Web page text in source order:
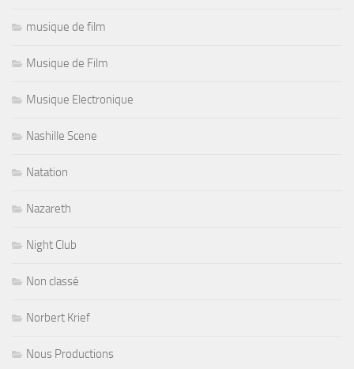
musique de film
Musique de Film
Musique Electronique
Nashille Scene
Natation
Nazareth
Night Club
Non classé
Norbert Krief
Nous Productions